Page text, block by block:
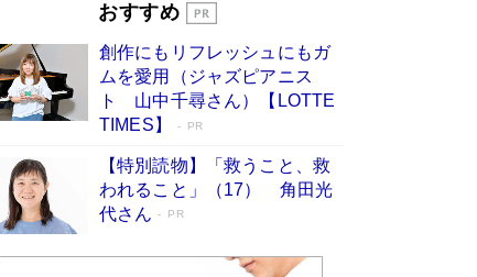
開発への関心を押し上げた18年の物語に幕 特装
Book Bang
「不意に涙が出そうに…」高嶋政伸が明かし
た“13歳の娘を暴行する役”への葛藤 インティマ
シーコーディネーターに支えられたNHK『大奥』
おすすめ
創作にもリフレッシュにもガ
ムを愛用（ジャズピアニス
ト 山中千尋さん）【LOTTE
TIMES】
PR
【特別読物】「救うこと、救
われること」（17） 角田光
代さん
PR